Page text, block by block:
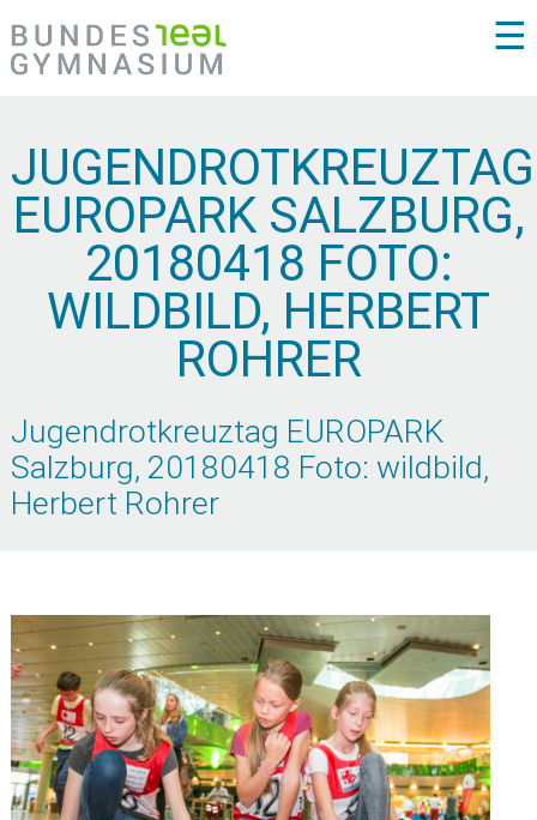
☰
JUGENDROTKREUZTAG
EUROPARK SALZBURG,
20180418 FOTO:
WILDBILD, HERBERT
ROHRER
Jugendrotkreuztag EUROPARK
Salzburg, 20180418 Foto: wildbild,
Herbert Rohrer